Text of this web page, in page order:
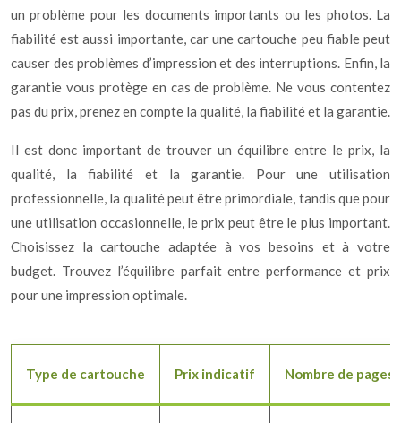
un problème pour les documents importants ou les photos. La
fiabilité est aussi importante, car une cartouche peu fiable peut
causer des problèmes d’impression et des interruptions. Enfin, la
garantie vous protège en cas de problème. Ne vous contentez
pas du prix, prenez en compte la qualité, la fiabilité et la garantie.
Il est donc important de trouver un équilibre entre le prix, la
qualité, la fiabilité et la garantie. Pour une utilisation
professionnelle, la qualité peut être primordiale, tandis que pour
une utilisation occasionnelle, le prix peut être le plus important.
Choisissez la cartouche adaptée à vos besoins et à votre
budget. Trouvez l’équilibre parfait entre performance et prix
pour une impression optimale.
Type de cartouche Prix indicatif Nombre de pages